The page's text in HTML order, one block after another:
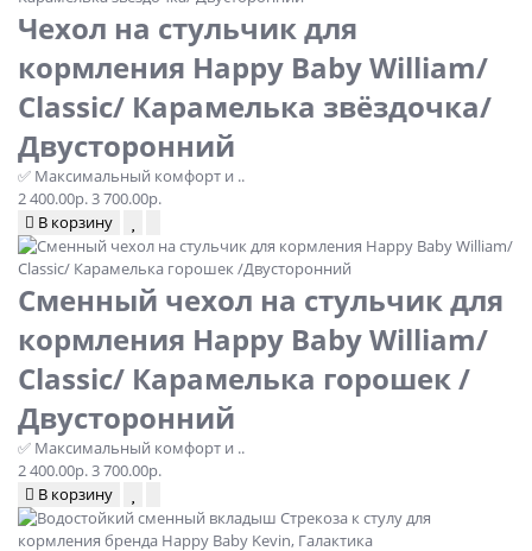
Чехол на стульчик для
кормления Happy Baby William/
Classic/ Карамелька звёздочка/
Двусторонний
✅ Максимальный комфорт и ..
2 400.00р.3 700.00р.
В корзину
Сменный чехол на стульчик для
кормления Happy Baby William/
Classic/ Карамелька горошек /
Двусторонний
✅ Максимальный комфорт и ..
2 400.00р.3 700.00р.
В корзину